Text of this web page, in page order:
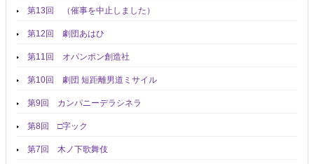
第13回 （催事を中止しました）
第12回 劇団あはひ
第11回 オパンポン創造社
第10回 劇団 短距離男道ミサイル
第9回 カンパニーデラシネラ
第8回 □字ック
第7回 木ノ下歌舞伎